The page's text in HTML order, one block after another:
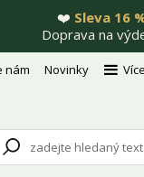
❤️ Sleva 16
Doprava na
nám Novinky Více